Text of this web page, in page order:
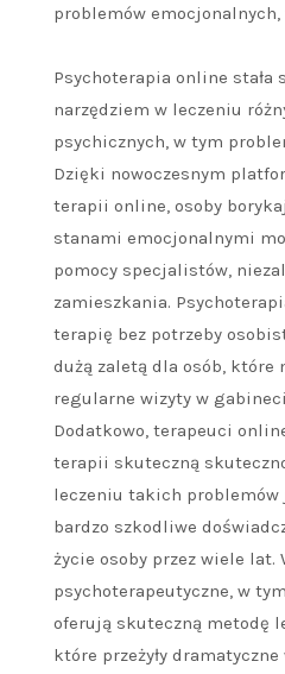
problemów
Psychoterapia online stała
narzędziem w leczeniu
psychicznych, w tym
Dzięki nowoczesnym
terapii online, osoby
stanami emocjonalnymi
pomocy specjalistów,
zamieszkania.
terapię bez potrzeby
dużą zaletą dla osób, które
regularne wizyty w
Dodatkowo, terapeuci
terapii skuteczną
leczeniu takich problemów
bardzo szkodliwe
życie osoby przez wiele lat.
psychoterapeutyczne, w
oferują skuteczną metodę
które przeżyły